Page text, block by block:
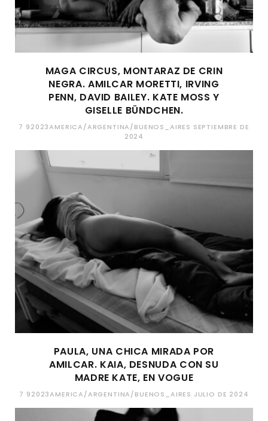
MAGA CIRCUS, MONTARAZ DE CRIN
NEGRA. AMILCAR MORETTI, IRVING
PENN, DAVID BAILEY. KATE MOSS Y
GISELLE BÜNDCHEN.
7 92023AMERICA/ARGENTINA/BUENOS_AIRES SEPTIEMBRE DE
2024
PAULA, UNA CHICA MIRADA POR
AMILCAR. KAIA, DESNUDA CON SU
MADRE KATE, EN VOGUE
7 92023AMERICA/ARGENTINA/BUENOS_AIRES JULIO DE 2024